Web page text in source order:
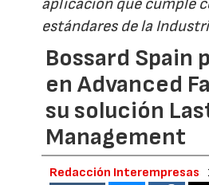
aplicación que cumple
estándares de la
Bossard Spain
en Advanced
su solución
Management
Redacción Interempresas